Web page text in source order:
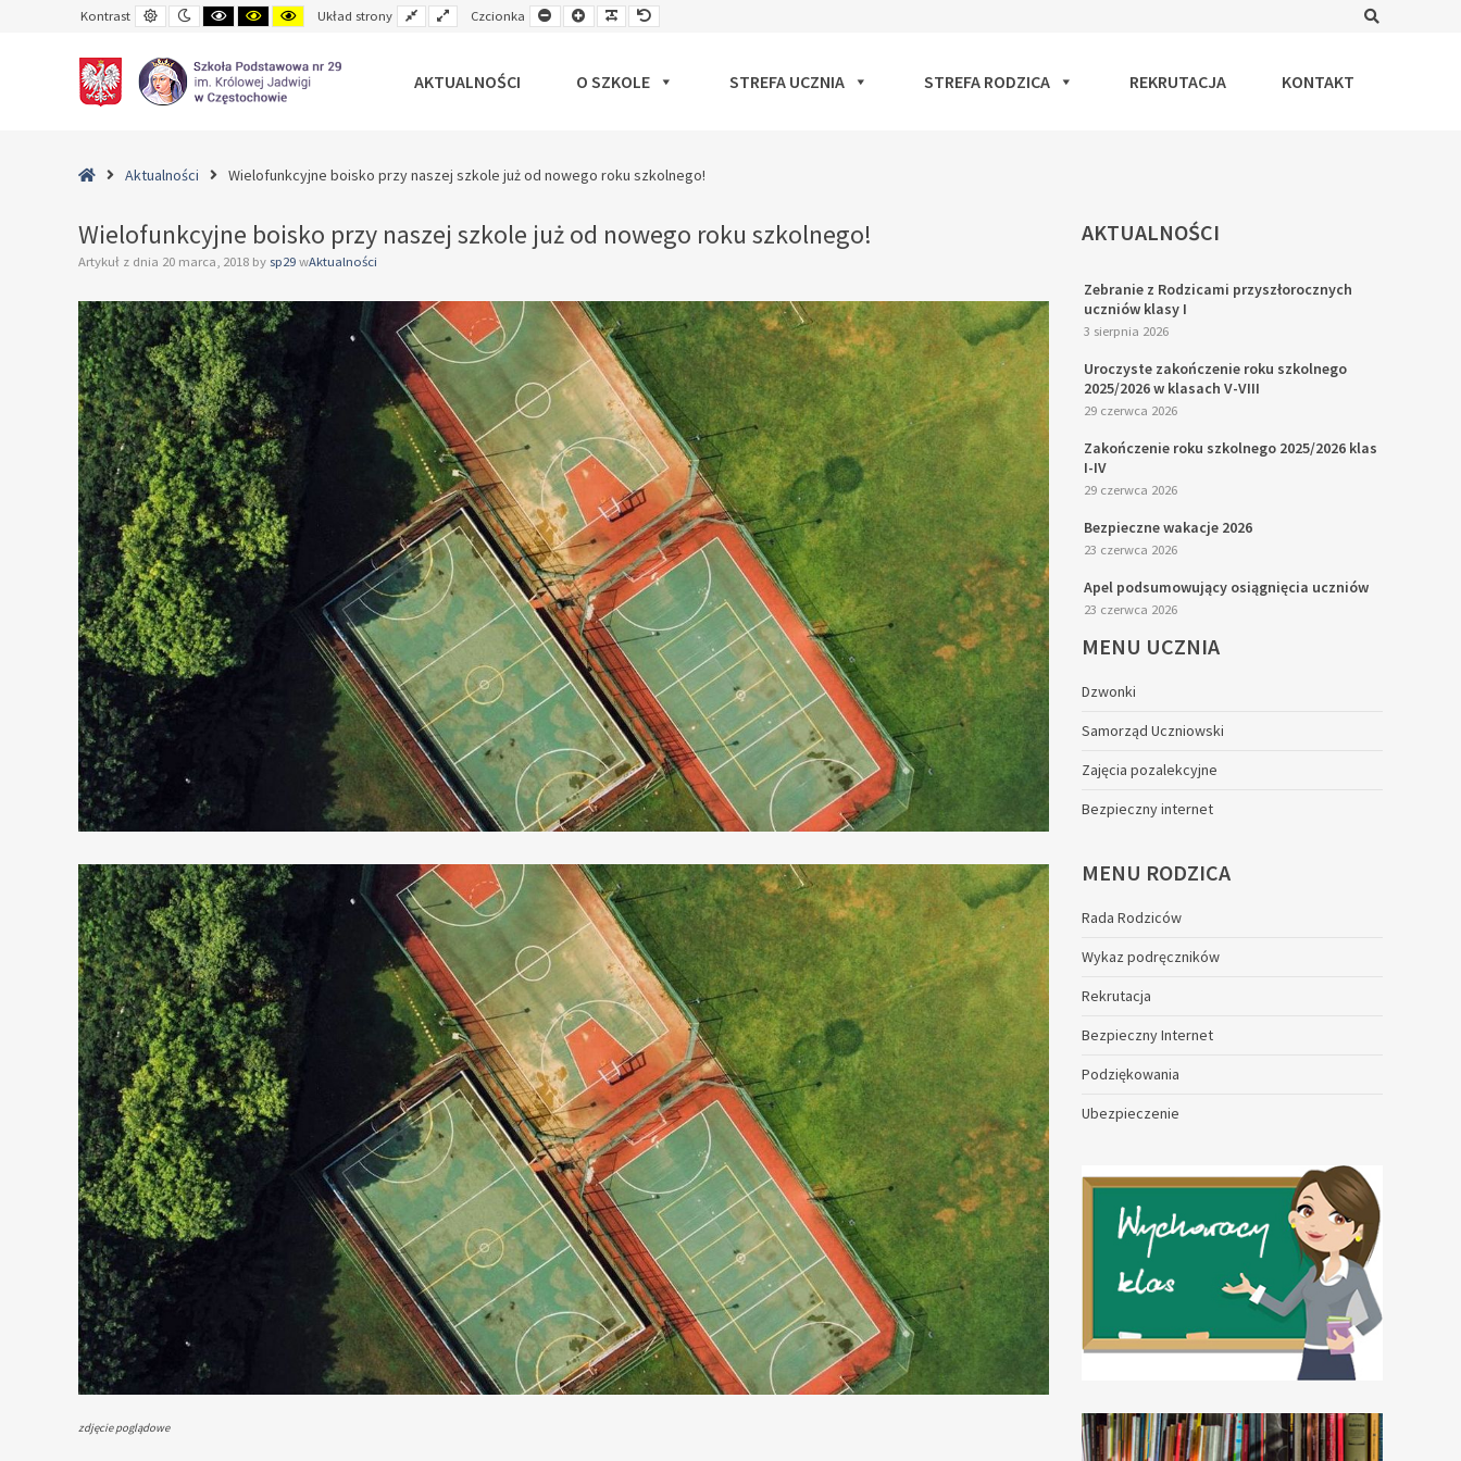
Wielofunkcyjne
Kontrast
Default
contrast
Night
contrast
Black
and
Black
and
Yellow
and
Układ strony
Fixed
layout
Wide
layout
Czcionka
Smaller
Font
Larger
Font
Readable
Font
Default
Font
AKTUALNOŚCI O SZKOLE STREFA UCZNIA STREFA RODZICA REKRUTACJA KONTAKT
HomeAktualności Wielofunkcyjne boisko przy naszej szkole już od nowego roku szkolnego!
Wielofunkcyjne boisko przy naszej szkole już od nowego roku szkolnego!
Artykuł z dnia 20 marca, 2018 by sp29 wAktualności
zdjęcie poglądowe
AKTUALNOŚCI
Zebranie z Rodzicami przyszłorocznych
uczniów klasy I
3 sierpnia 2026
Uroczyste zakończenie roku szkolnego
2025/2026 w klasach V-VIII
29 czerwca 2026
Zakończenie roku szkolnego 2025/2026 klas
I-IV
29 czerwca 2026
Bezpieczne wakacje 2026
23 czerwca 2026
Apel podsumowujący osiągnięcia uczniów
23 czerwca 2026
MENU UCZNIA
Dzwonki
Samorząd Uczniowski
Zajęcia pozalekcyjne
Bezpieczny internet
MENU RODZICA
Rada Rodziców
Wykaz podręczników
Rekrutacja
Bezpieczny Internet
Podziękowania
Ubezpieczenie